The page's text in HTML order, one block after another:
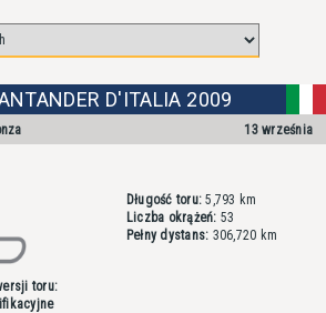
D'ITALIA 2009
13 września
Długość toru:5,793 km
Liczba okrążeń: 53
Pełny dystans: 306,720 km
toru: